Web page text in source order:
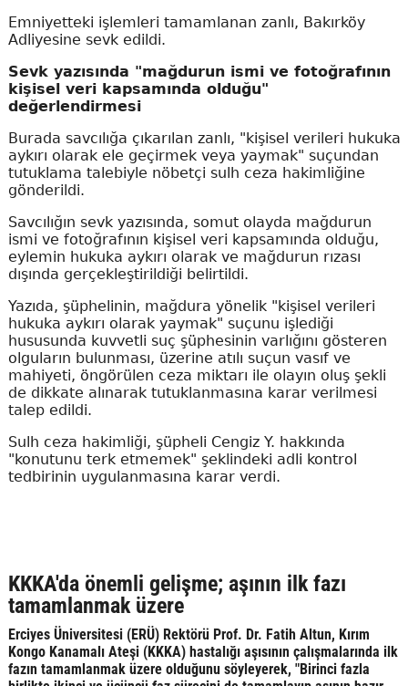
Emniyetteki işlemleri tamamlanan zanlı, Bakırköy
Adliyesine sevk edildi.
Sevk yazısında "mağdurun ismi ve fotoğrafının
kişisel veri kapsamında olduğu"
değerlendirmesi
Burada savcılığa çıkarılan zanlı, "kişisel verileri hukuka
aykırı olarak ele geçirmek veya yaymak" suçundan
tutuklama talebiyle nöbetçi sulh ceza hakimliğine
gönderildi.
Savcılığın sevk yazısında, somut olayda mağdurun
ismi ve fotoğrafının kişisel veri kapsamında olduğu,
eylemin hukuka aykırı olarak ve mağdurun rızası
dışında gerçekleştirildiği belirtildi.
Yazıda, şüphelinin, mağdura yönelik "kişisel verileri
hukuka aykırı olarak yaymak" suçunu işlediği
hususunda kuvvetli suç şüphesinin varlığını gösteren
olguların bulunması, üzerine atılı suçun vasıf ve
mahiyeti, öngörülen ceza miktarı ile olayın oluş şekli
de dikkate alınarak tutuklanmasına karar verilmesi
talep edildi.
Sulh ceza hakimliği, şüpheli Cengiz Y. hakkında
"konutunu terk etmemek" şeklindeki adli kontrol
tedbirinin uygulanmasına karar verdi.
KKKA'da önemli gelişme; aşının ilk fazı
tamamlanmak üzere
Erciyes Üniversitesi (ERÜ) Rektörü Prof. Dr. Fatih Altun, Kırım
Kongo Kanamalı Ateşi (KKKA) hastalığı aşısının çalışmalarında ilk
fazın tamamlanmak üzere olduğunu söyleyerek, "Birinci fazla